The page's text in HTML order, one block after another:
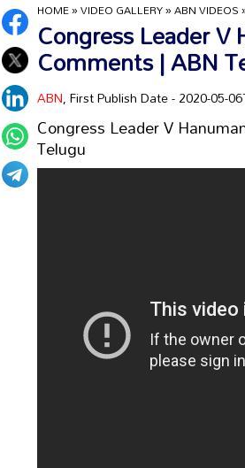
HOME»VIDEO GALLERY»ABN VIDEOS
Congress Leader
Comments | ABN
ABN, First Publish Date - 2020-05-
Congress Leader V
Telugu